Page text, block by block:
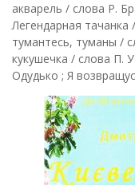
акварель / слова Р.
Легендарная
тумантесь, туманы /
кукушечка / слова П.
Одудько ; Я